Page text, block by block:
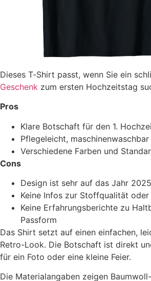
Dieses T‑Shirt passt, wenn Sie ein
Geschenk zum ersten Hochzeitstag
Pros
Klare Botschaft für den 1.
Pflegeleicht, maschinenwaschbar
Verschiedene Farben und
Cons
Design ist sehr auf das Jahr
Keine Infos zur Stoffqualität
Keine Erfahrungsberichte zu
Passform
Das Shirt setzt auf einen einfachen,
Retro-Look. Die Botschaft ist direkt
für ein Foto oder eine kleine Feier.
Die Materialangaben zeigen